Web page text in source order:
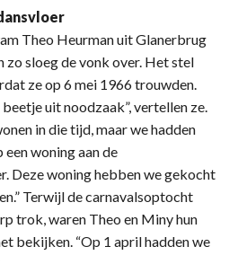
Theo Heurman uit Glanerbrug
zo sloeg de vonk over. Het stel
ze op 6 mei 1966 trouwden.
uit noodzaak”, vertellen ze.
in die tijd, maar we hadden
woning aan de
Deze woning hebben we gekocht
Terwijl de carnavalsoptocht
trok, waren Theo en Miny hun
bekijken. “Op 1 april hadden we